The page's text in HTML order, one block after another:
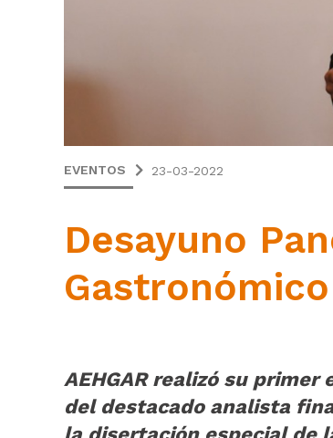
EVENTOS 23-03-2022
Desayuno
Gastronómico
AEHGAR realizó su
del destacado analista